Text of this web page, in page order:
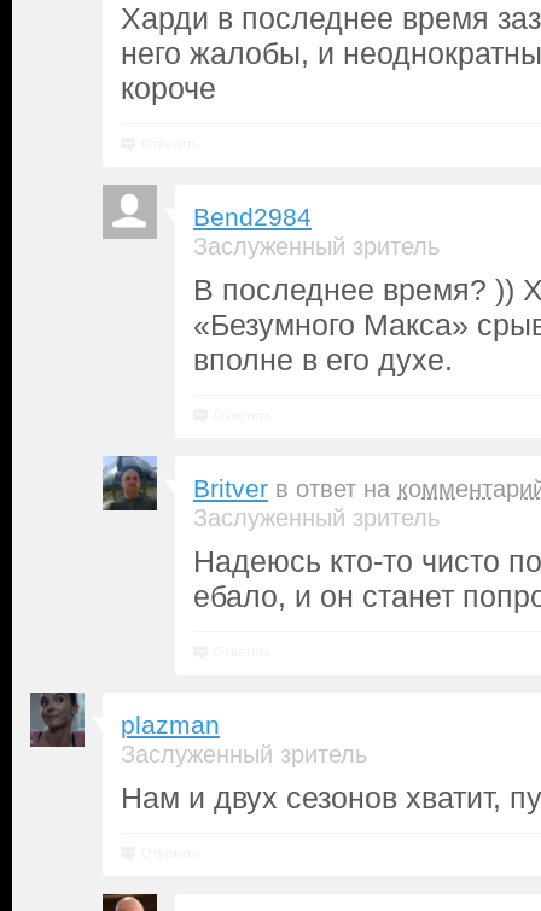
Харди в последнее время
него жалобы, и
короче
Bend2984
Заслуженный зритель
В последнее время? ))
«Безумного Макса»
вполне в его духе.
Britver в ответ на
Заслуженный зритель
Надеюсь кто-то чисто
ебало, и он станет
plazman
Заслуженный зритель
Нам и двух сезонов хватит,